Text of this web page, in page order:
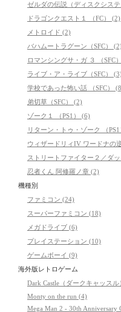
ゼルダの伝説（ディスクシス
ドラゴンクエスト１ （FC） (2)
メトロイド (2)
バハムートラグーン（SFC） (2)
ロマンシングサ・ガ ３ （SFC
ライブ・ア・ライブ（SFC） (3)
学校であった怖い話 （SFC）
弟切草（SFC） (2)
ゾーク１ （PS1） (6)
リターン・トゥ・ゾーク （
ウィザードリィIV ワードナの
ストリートファイター２／ダ
忍者くん 阿修羅ノ章 (2)
機種別
ファミコン (24)
スーパーファミコン (18)
メガドライブ (6)
プレイステーション (10)
ゲームボーイ (9)
海外版レトロゲーム
Dark Castle（ダークキャッスル
Monty on the run (4)
Mega Man 2 - 30th Anniversary